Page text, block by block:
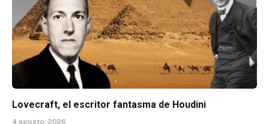
Lovecraft, el escritor fantasma de Houdini
4 agosto, 2026